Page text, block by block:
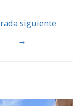
siguiente
→